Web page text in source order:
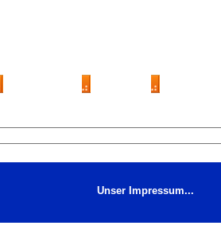
Unser Impressum...